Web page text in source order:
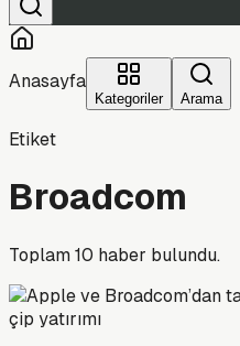
Anasayfa
Kategoriler Arama
Etiket
Broadcom
Toplam10 haber bulundu.